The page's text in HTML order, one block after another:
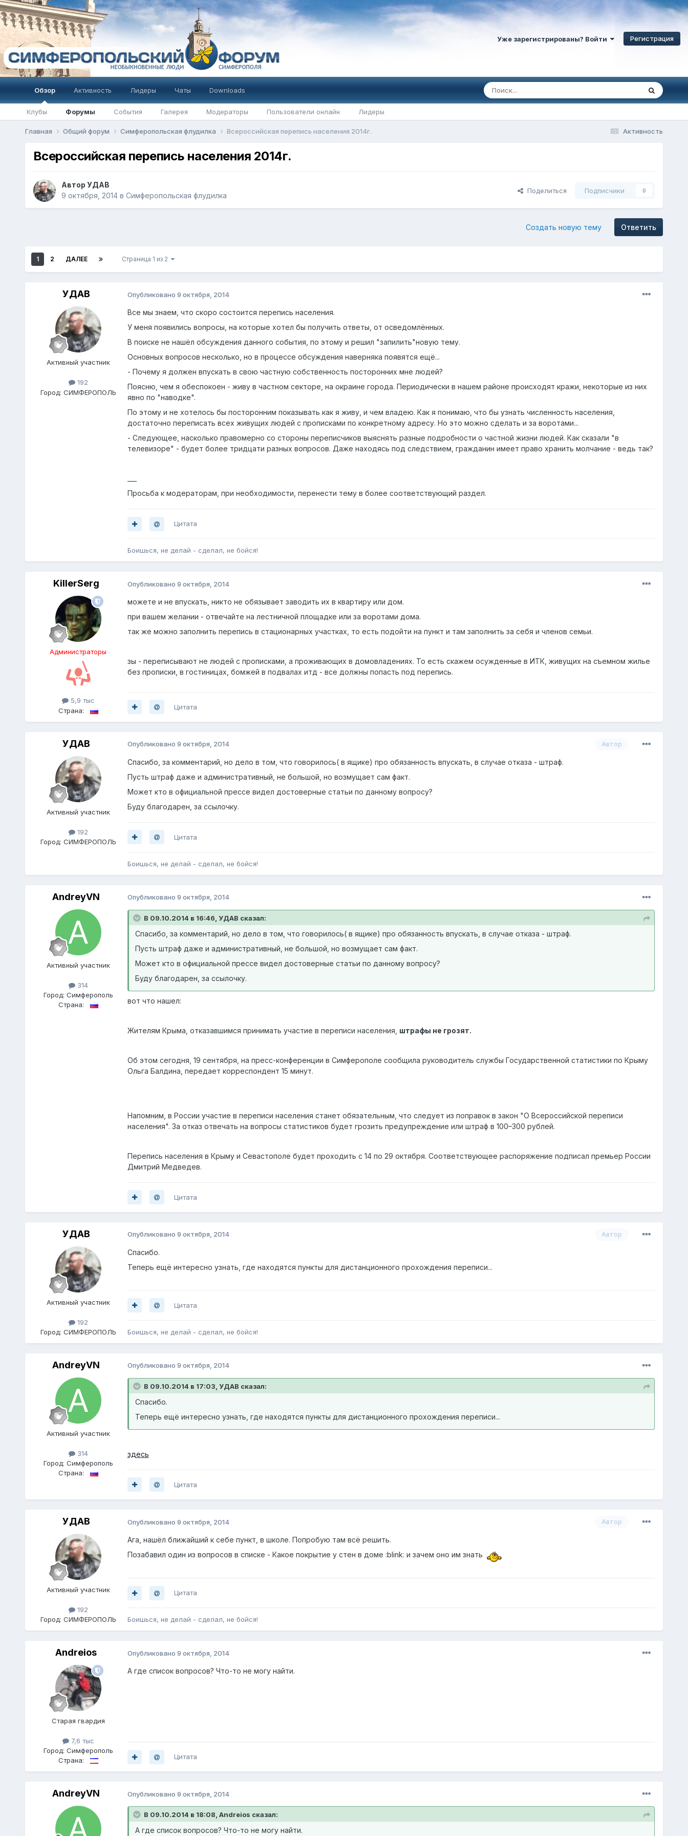
Уже зарегистрированы? Войти Регистрация
Обзор
Клубы Форумы События Галерея Модераторы Пользователи онлайн Лидеры
Активность Лидеры Чаты Downloads
Активность
Главная Общий форум Симферопольская флудилка Всероссийская перепись населения 2014г.
Всероссийская перепись населения 2014г.
Автор УДАВ
9 октября, 2014в Симферопольская флудилка
Поделиться Подписчики 0
Ответить
Создать новую тему
1 2 ДАЛЕЕ Страница 1 из 2
УДАВ
Активный участник
192
Город: СИМФЕРОПОЛЬ
Опубликовано 9 октября, 2014
Все мы знаем, что скоро состоится перепись населения.
У меня появились вопросы, на которые хотел бы получить ответы, от осведомлённых.
В поиске не нашёл обсуждения данного события, по этому и решил "запилить"новую тему.
Основных вопросов несколько, но в процессе обсуждения наверняка появятся ещё...
- Почему я должен впускать в свою частную собственность посторонних мне людей?
Поясню, чем я обеспокоен - живу в частном секторе, на окраине города. Периодически в нашем районе происходят кражи, некоторые из них
явно по "наводке".
По этому и не хотелось бы посторонним показывать как я живу, и чем владею. Как я понимаю, что бы узнать численность населения,
достаточно переписать всех живущих людей с прописками по конкретному адресу. Но это можно сделать и за воротами...
- Следующее, насколько правомерно со стороны переписчиков выяснять разные подробности о частной жизни людей. Как сказали "в
телевизоре" - будет более тридцати разных вопросов. Даже находясь под следствием, гражданин имеет право хранить молчание - ведь так?
Просьба к модераторам, при необходимости, перенести тему в более соответствующий раздел.
Цитата
Боишься, не делай - сделал, не бойся!
KillerSerg
Администраторы
5,9 тыс
Страна:
Опубликовано 9 октября, 2014
можете и не впускать, никто не обязывает заводить их в квартиру или дом.
при вашем желании - отвечайте на лестничной площадке или за воротами дома.
так же можно заполнить перепись в стационарных участках, то есть подойти на пункт и там заполнить за себя и членов семьи.
зы - переписывают не людей с прописками, а проживающих в домовладениях. То есть скажем осужденные в ИТК, живущих на съемном жилье
без прописки, в гостиницах, бомжей в подвалах итд - все должны попасть под перепись.
Цитата
УДАВ
Активный участник
192
Город: СИМФЕРОПОЛЬ
Автор
Опубликовано 9 октября, 2014
Спасибо, за комментарий, но дело в том, что говорилось( в ящике) про обязанность впускать, в случае отказа - штраф.
Пусть штраф даже и административный, не большой, но возмущает сам факт.
Может кто в официальной прессе видел достоверные статьи по данному вопросу?
Буду благодарен, за ссылочку.
Цитата
Боишься, не делай - сделал, не бойся!
AndreyVN
Активный участник
314
Город: Симферополь
Страна:
Опубликовано 9 октября, 2014
В 09.10.2014 в 16:46, УДАВ сказал:
Спасибо, за комментарий, но дело в том, что говорилось( в ящике) про обязанность впускать, в случае отказа - штраф.
Пусть штраф даже и административный, не большой, но возмущает сам факт.
Может кто в официальной прессе видел достоверные статьи по данному вопросу?
Буду благодарен, за ссылочку.
вот что нашел:
Жителям Крыма, отказавшимся принимать участие в переписи населения, штрафы не грозят.
Об этом сегодня, 19 сентября, на пресс-конференции в Симферополе сообщила руководитель службы Государственной статистики по Крыму
Ольга Балдина, передает корреспондент 15 минут.
Напомним, в России участие в переписи населения станет обязательным, что следует из поправок в закон "О Всероссийской переписи
населения". За отказ отвечать на вопросы статистиков будет грозить предупреждение или штраф в 100–300 рублей.
Перепись населения в Крыму и Севастополе будет проходить с 14 по 29 октября. Соответствующее распоряжение подписал премьер России
Дмитрий Медведев.
Цитата
УДАВ
Активный участник
192
Город: СИМФЕРОПОЛЬ
Автор
Опубликовано 9 октября, 2014
Спасибо.
Теперь ещё интересно узнать, где находятся пункты для дистанционного прохождения переписи...
Цитата
Боишься, не делай - сделал, не бойся!
AndreyVN
Активный участник
314
Город: Симферополь
Страна:
Опубликовано 9 октября, 2014
В 09.10.2014 в 17:03, УДАВ сказал:
Спасибо.
Теперь ещё интересно узнать, где находятся пункты для дистанционного прохождения переписи...
здесь
Цитата
УДАВ
Активный участник
192
Город: СИМФЕРОПОЛЬ
Автор
Опубликовано 9 октября, 2014
Ага, нашёл ближайший к себе пункт, в школе. Попробую там всё решить.
Позабавил один из вопросов в списке - Какое покрытие у стен в доме :blink: и зачем оно им знать
Цитата
Боишься, не делай - сделал, не бойся!
Andreios
Старая гвардия
7,6 тыс
Город: Симферополь
Страна:
Опубликовано 9 октября, 2014
А где список вопросов? Что-то не могу найти.
Цитата
AndreyVN Опубликовано 9 октября, 2014
В 09.10.2014 в 18:08, Andreios сказал:
А где список вопросов? Что-то не могу найти.